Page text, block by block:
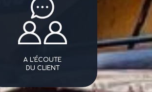
A L'ÉCOUTE
DU CLIENT